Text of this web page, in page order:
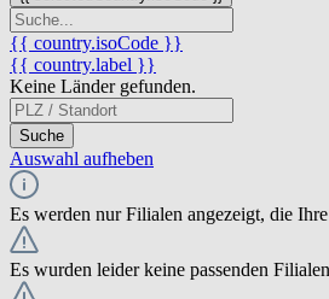
{{ country.isoCode }}
{{ country.label }}
Keine Länder gefunden.
Suche
Auswahl aufheben
Es werden nur Filialen angezeigt, die
Es wurden leider keine passenden